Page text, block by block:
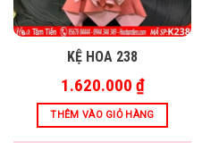
KỆ HOA 238
1.620.000 ₫
THÊM VÀO GIỎ HÀNG